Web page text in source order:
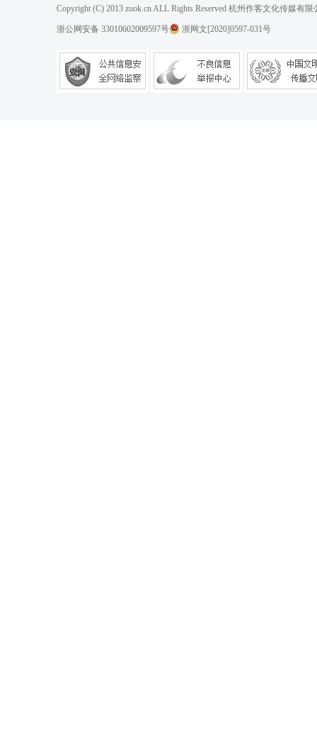
Copyright (C) 2013 zuok.cn ALL Rights Reserved 杭州作客文化传媒有
浙公网安备 33010602009597号 浙网文[2020]0597-031号